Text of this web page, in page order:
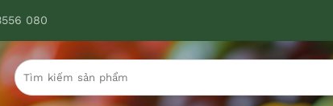
080
Tìm
kiếm: